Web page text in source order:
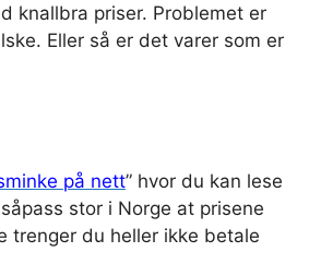
knallbra priser. Problemet er
Eller så er det varer som er
på nett” hvor du kan lese
stor i Norge at prisene
trenger du heller ikke betale